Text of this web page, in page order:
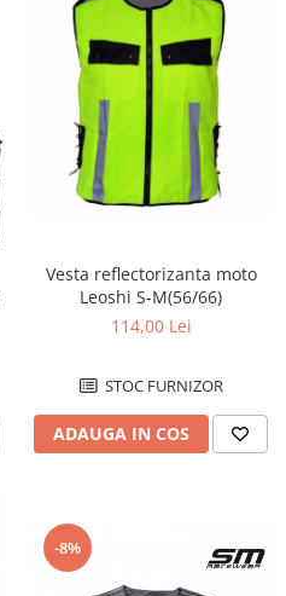
Vesta reflectorizanta moto
Leoshi S-M(56/66)
114,00 Lei
STOC FURNIZOR
ADAUGA IN COS
-8%